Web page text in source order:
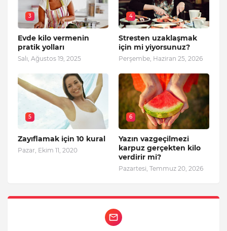
3
Evde kilo vermenin
pratik yolları
Salı, Ağustos 19, 2025
4
Stresten uzaklaşmak
için mi yiyorsunuz?
Perşembe, Haziran 25, 2026
5
Zayıflamak için 10 kural
Pazar, Ekim 11, 2020
6
Yazın vazgeçilmezi
karpuz gerçekten kilo
verdirir mi?
Pazartesi, Temmuz 20, 2026